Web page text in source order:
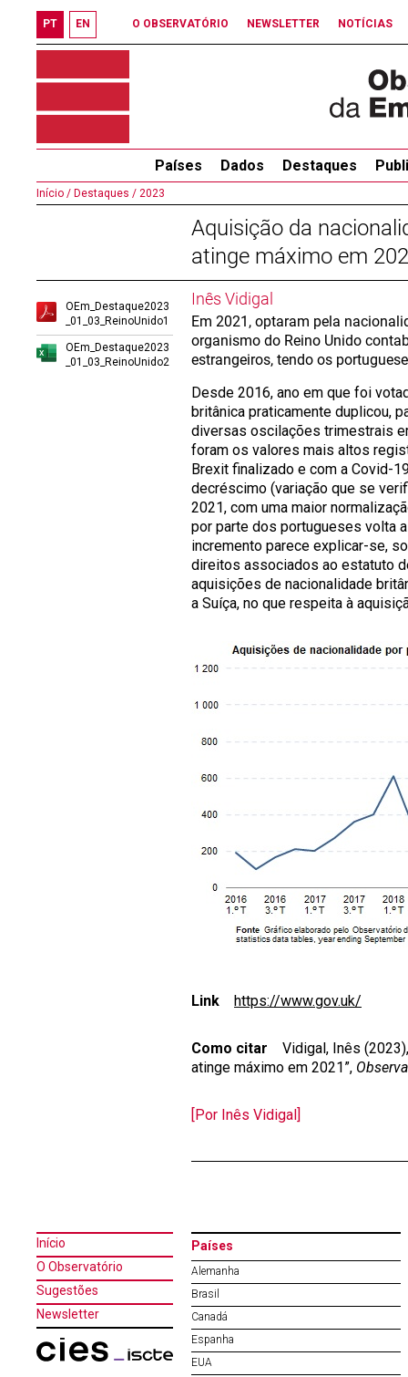
PT EN O OBSERVATÓRIO NEWSLETTER NOTÍCIAS
Países Dados Destaques
Início / Destaques / 2023
Aquisição da
atinge máximo em
OEm_Destaque2023
_01_03_ReinoUnido1
OEm_Destaque2023
_01_03_ReinoUnido2
Inês Vidigal
Em 2021, optaram pela
organismo do Reino Unido
estrangeiros, tendo os
Desde 2016, ano em que foi
britânica praticamente duplicou,
diversas oscilações trimestrais
foram os valores mais altos
Brexit finalizado e com a Covid-
decréscimo (variação que se
2021, com uma maior
por parte dos portugueses volta
incremento parece explicar-se,
direitos associados ao estatuto
aquisições de nacionalidade
a Suíça, no que respeita à
Link https://www.gov.uk/
Como citar Vidigal, Inês
atinge máximo em 2021”,
[Por Inês Vidigal]
Início
O Observatório
Sugestões
Newsletter
Países
Alemanha
Brasil
Canadá
Espanha
EUA